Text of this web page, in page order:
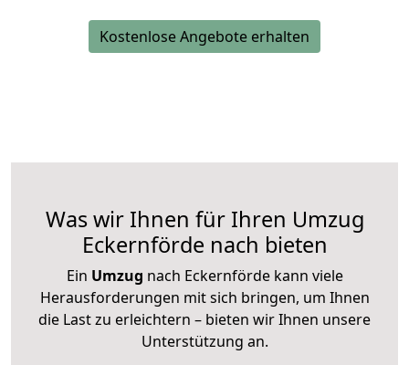
Kostenlose Angebote erhalten
Was wir Ihnen für Ihren Umzug
Eckernförde nach bieten
Ein Umzug nach Eckernförde kann viele
Herausforderungen mit sich bringen, um Ihnen
die Last zu erleichtern – bieten wir Ihnen unsere
Unterstützung an.